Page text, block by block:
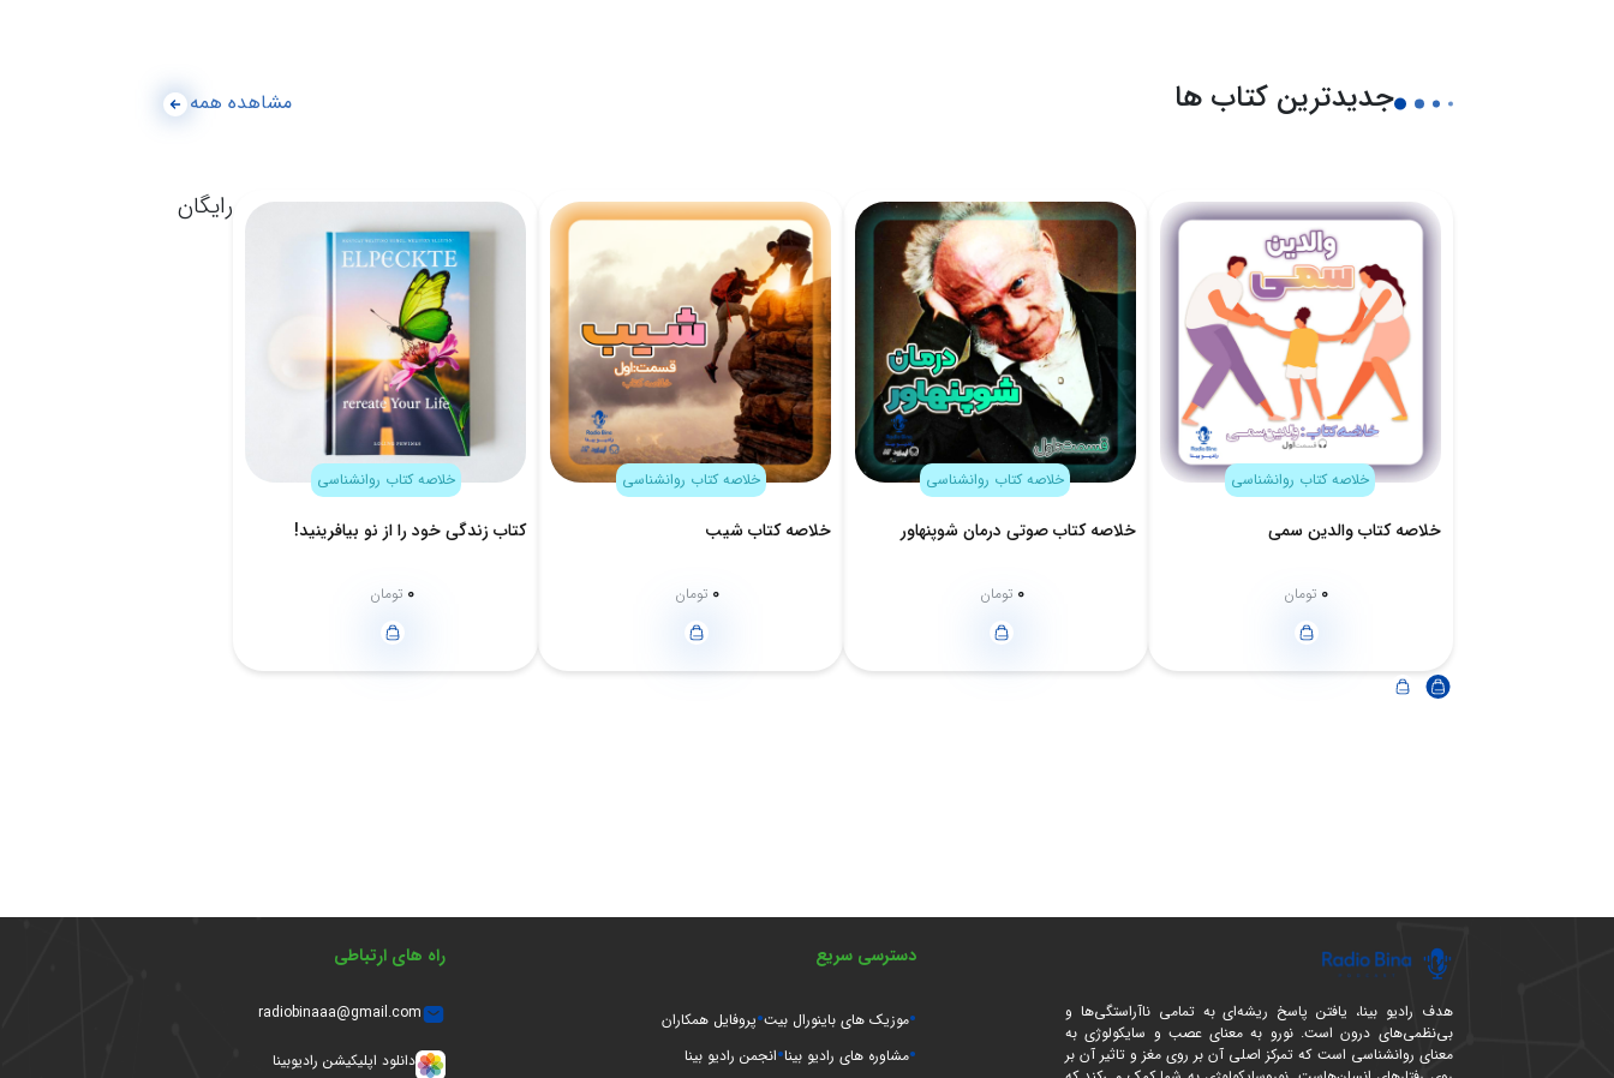
جدیدترین کتاب ها مشاهده همه
خلاصه کتاب روانشناسی
خلاصه کتاب والدین سمی
0 تومان
خلاصه کتاب روانشناسی
خلاصه کتاب صوتی درمان شوپنهاور
0 تومان
خلاصه کتاب روانشناسی
خلاصه کتاب شیب
0 تومان
خلاصه کتاب روانشناسی
کتاب زندگی خود را از نو بیافرینید!
0 تومان
رایگان
هدف رادیو بینا، یافتن پاسخ ریشه‌ای به تمامی ناآراستگی‌ها و
بی‌نظمی‌های درون است. نورو به معنای عصب و سایکولوژی به
معنای روانشناسی است که تمرکز اصلی آن بر روی مغز و تاثیر آن بر
دسترسی سریع
موزیک های باینورال بیت پروفایل همکاران
مشاوره های رادیو بینا انجمن رادیو بینا
راه های ارتباطی
radiobinaaa@gmail.com
دانلود اپلیکیشن رادیوبینا